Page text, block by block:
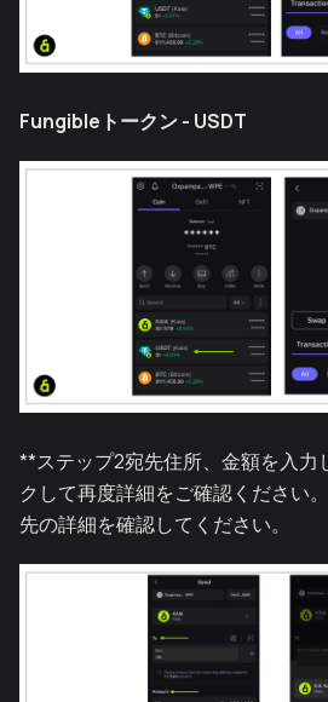
Fungibleトークン - USDT
**ステップ2宛先住所、金額を入力
クして再度詳細をご確認ください
先の詳細を確認してください。